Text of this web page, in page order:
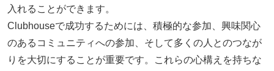
入れることができます。
Clubhouseで成功するためには、積極的な参加、興味関心
のあるコミュニティへの参加、そして多くの人とのつなが
りを大切にすることが重要です。これらの心構えを持ちな